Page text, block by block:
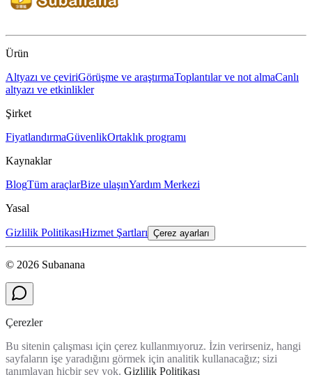
Ürün
Altyazı ve çeviriGörüşme ve araştırmaToplantılar ve not almaCanlı
altyazı ve etkinlikler
Şirket
FiyatlandırmaGüvenlikOrtaklık programı
Kaynaklar
BlogTüm araçlarBize ulaşınYardım Merkezi
Yasal
Gizlilik PolitikasıHizmet Şartları Çerez ayarları
© 2026 Subanana
Çerezler
Bu sitenin çalışması için çerez kullanmıyoruz. İzin verirseniz, hangi
sayfaların işe yaradığını görmek için analitik kullanacağız; sizi
tanımlayan hiçbir şey yok. Gizlilik Politikası